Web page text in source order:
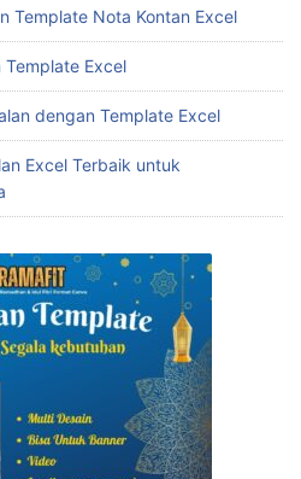
Template Nota Kontan Excel
Excel
dengan Template Excel
Excel Terbaik untuk